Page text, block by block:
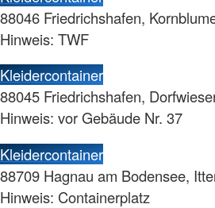
88046 Friedrichshafen,
Hinweis: TWF
Kleidercontainer
88045 Friedrichshafen,
Hinweis: vor Gebäude Nr. 37
Kleidercontainer
88709 Hagnau am Bodensee,
Hinweis: Containerplatz